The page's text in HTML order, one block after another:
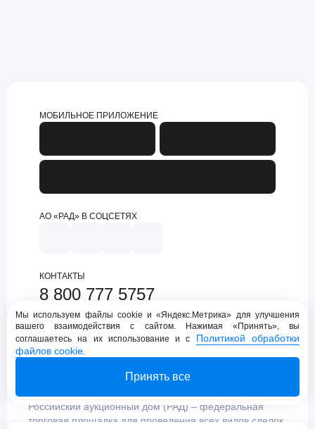
МОБИЛЬНОЕ ПРИЛОЖЕНИЕ
АО «РАД» В СОЦСЕТЯХ
КОНТАКТЫ
8 800 777 5757
support@lot-online.ru
Техническая поддержка
Российский аукционный дом (РАД) – федеральная
торговая площадка для проведения всех видов сделок
Мы используем файлы cookie и «Яндекс.Метрика» для улучшения
вашего взаимодействия с сайтом. Нажимая «Принять», вы
соглашаетесь на их использование и с Политикой обработки
файлов cookie.
Принять все